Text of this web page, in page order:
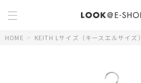
HOME > KEITH Lサイズ（キースエルサイズ）